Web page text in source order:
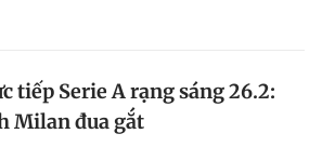
tiếp Serie A rạng sáng 26.2:
Milan đua gắt